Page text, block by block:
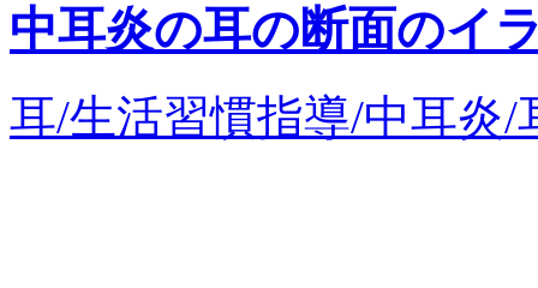
中耳炎の耳の断面のイ
耳/生活習慣指導/中耳炎